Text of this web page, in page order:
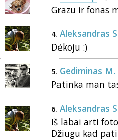
Grazu ir fonas
4. Aleksandras
Dėkoju :)
5. Gediminas M.
Patinka man
6. Aleksandras
Iš labai arti
Džiugu kad